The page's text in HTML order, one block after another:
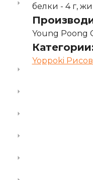
белки - 4 г,
Young Poong
Yoppoki